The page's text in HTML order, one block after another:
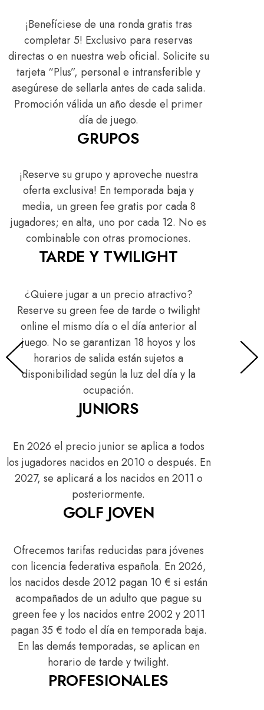
¡Benefíciese de una ronda gratis tras
completar 5! Exclusivo para reservas
directas o en nuestra web oficial. Solicite su
tarjeta “Plus”, personal e intransferible y
asegúrese de sellarla antes de cada salida.
Promoción válida un año desde el primer
día de juego.
GRUPOS
¡Reserve su grupo y aproveche nuestra
oferta exclusiva! En temporada baja y
media, un green fee gratis por cada 8
jugadores; en alta, uno por cada 12. No es
combinable con otras promociones.
TARDE Y TWILIGHT
¿Quiere jugar a un precio atractivo?
Reserve su green fee de tarde o twilight
online el mismo día o el día anterior al
juego. No se garantizan 18 hoyos y los
horarios de salida están sujetos a
disponibilidad según la luz del día y la
ocupación.
JUNIORS
En 2026 el precio junior se aplica a todos
los jugadores nacidos en 2010 o después. En
2027, se aplicará a los nacidos en 2011 o
posteriormente.
GOLF JOVEN
Ofrecemos tarifas reducidas para jóvenes
con licencia federativa española. En 2026,
los nacidos desde 2012 pagan 10 € si están
acompañados de un adulto que pague su
green fee y los nacidos entre 2002 y 2011
pagan 35 € todo el día en temporada baja.
En las demás temporadas, se aplican en
horario de tarde y twilight.
PROFESIONALES